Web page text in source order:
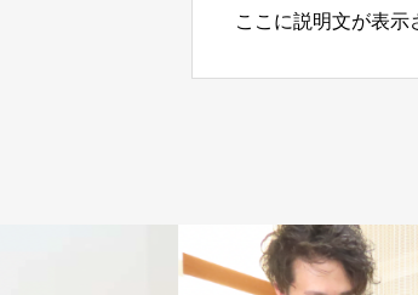
ここに説明文が表示